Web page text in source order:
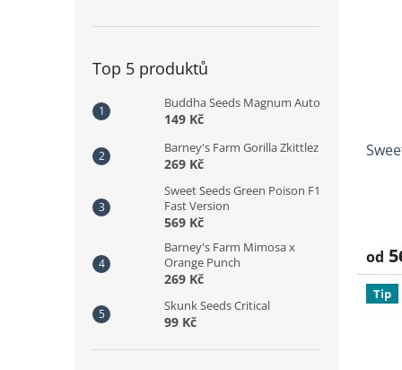
Top 5 produktů
Buddha Seeds Magnum Auto
149 Kč
Barney's Farm Gorilla Zkittlez
269 Kč
Sweet Seeds Green Poison F1
Fast Version
569 Kč
Barney's Farm Mimosa x
Orange Punch
269 Kč
Skunk Seeds Critical
99 Kč
je
3,7
od
Tip